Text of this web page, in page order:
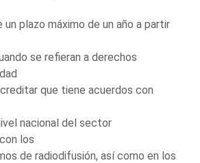
un plazo máximo de un año a partir
se refieran a derechos
que tiene acuerdos con
nacional del sector
los
de radiodifusión, así como en los